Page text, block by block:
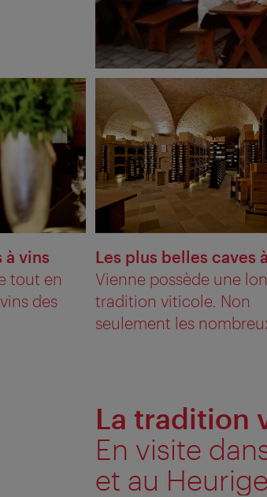
à vins
tout en
des
Les plus belles caves
Vienne possède une
tradition viticole. Non
seulement les
La tradition
En visite
et au